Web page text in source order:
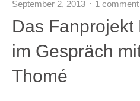
September 2, 2013 1 comment
Das
im Gespräch
Thomé